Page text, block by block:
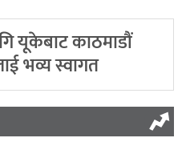
यूकेबाट काठमाडौं
भव्य स्वागत